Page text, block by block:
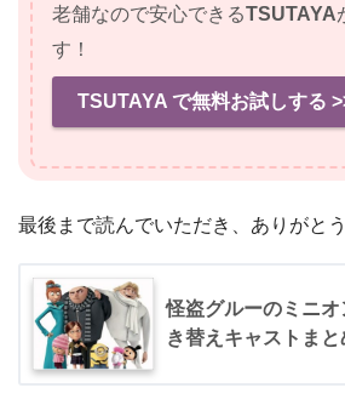
老舗なので安心できるTSUTAYA
す！
TSUTAYA で無料お試しする
最後まで読んでいただき、ありがと
怪盗グルーのミニ
き替えキャストまと